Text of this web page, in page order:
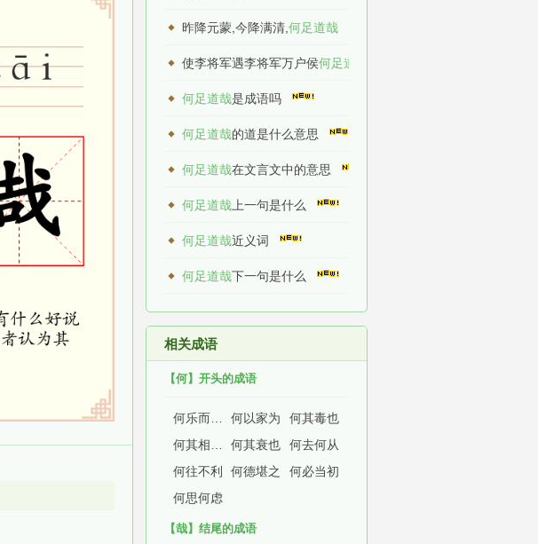
昨降元蒙,今降满清, 何足道哉
使李将军遇李将军万户侯何足道哉
何足道哉是成语吗
何足道哉的道是什么意思
何足道哉在文言文中的意思
何足道哉 上一句是什么
何足道哉近义词
何足道哉下一句是什么
相关成语
【何】开头的成语
何以家为
何其毒也
何其衰也
何去何从
何往不利
何德堪之
何必当初
何思何虑
【哉】结尾的成语